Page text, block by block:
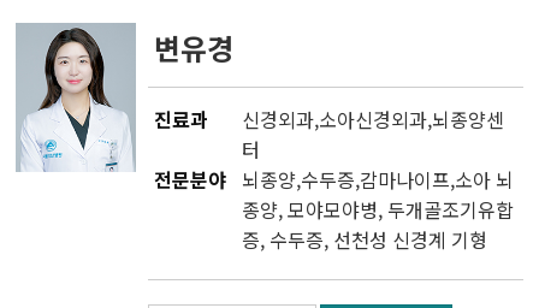
변유경
진료과 신경외과,소아신경외과,뇌종양센
터
전문분야 뇌종양,수두증,감마나이프,소아 뇌
종양, 모야모야병, 두개골조기유합
증, 수두증, 선천성 신경계 기형